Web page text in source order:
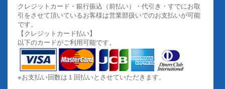
クレジットカード・銀行振込（前払い）・代引き・すでにお取
引をさせて頂いているお客様は営業部扱いでのお支払いが可能
です。
【クレジットカード払い】
以下のカードがご利用可能です。
※お支払い回数は１回払いとさせていただきます。